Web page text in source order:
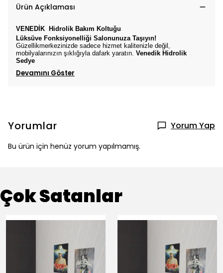
Ürün Açıklaması
VENEDİK Hidrolik Bakım Koltuğu
Lüksüve Fonksiyonelliği Salonunuza Taşıyın!
Güzellikmerkezinizde sadece hizmet kalitenizle değil,
mobilyalarınızın şıklığıyla dafark yaratın. Venedik Hidrolik
Sedye
Devamını Göster
Yorumlar Yorum Yap
Bu ürün için henüz yorum yapılmamış.
Çok Satanlar